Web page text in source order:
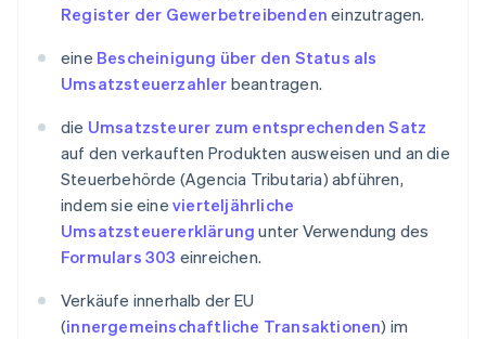
Register der Gewerbetreibenden einzutragen.
eine Bescheinigung über den Status als
Umsatzsteuerzahler beantragen.
die Umsatzsteurer zum entsprechenden Satz
auf den verkauften Produkten ausweisen und an die
Steuerbehörde (Agencia Tributaria) abführen,
indem sie eine vierteljährliche
Umsatzsteuererklärung unter Verwendung des
Formulars 303 einreichen.
Verkäufe innerhalb der EU
(innergemeinschaftliche Transaktionen) im